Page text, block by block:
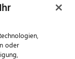
oder